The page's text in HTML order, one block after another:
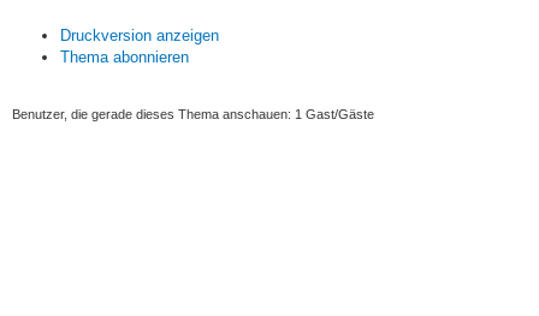
Druckversion anzeigen
Thema abonnieren
Benutzer, die gerade dieses Thema anschauen: 1 Gast/Gäste